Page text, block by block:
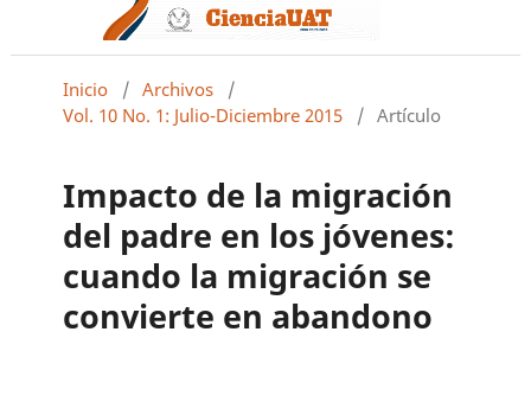
Inicio / Archivos
/
Vol. 10 No. 1: Julio-Diciembre 2015
/ Artículo
Impacto de la migración
del padre en los jóvenes:
cuando la migración se
convierte en abandono